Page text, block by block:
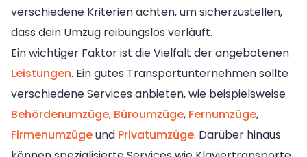
verschiedene Kriterien achten, um sicherzustellen,
dass dein Umzug reibungslos verläuft.
Ein wichtiger Faktor ist die Vielfalt der angebotenen
Leistungen. Ein gutes Transportunternehmen sollte
verschiedene Services anbieten, wie beispielsweise
Behördenumzüge, Büroumzüge, Fernumzüge,
Firmenumzügeund Privatumzüge. Darüber hinaus